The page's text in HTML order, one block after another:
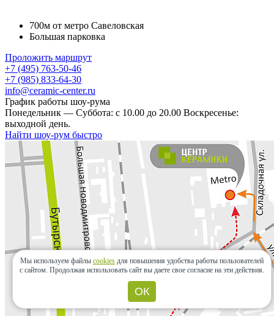
700м от метро Савеловская
Большая парковка
Проложить маршрут
+7 (495) 763-50-46
+7 (985) 833-64-30
info@ceramic-center.ru
График работы шоу-рума
Понедельник — Суббота: с 10.00 до 20.00 Воскресенье:
выходной день.
Найти шоу-рум быстро
Мы используем файлы cookies для повышения удобства работы пользователей
с сайтом. Продолжая использовать сайт вы даете свое согласие на эти действия.
ОК